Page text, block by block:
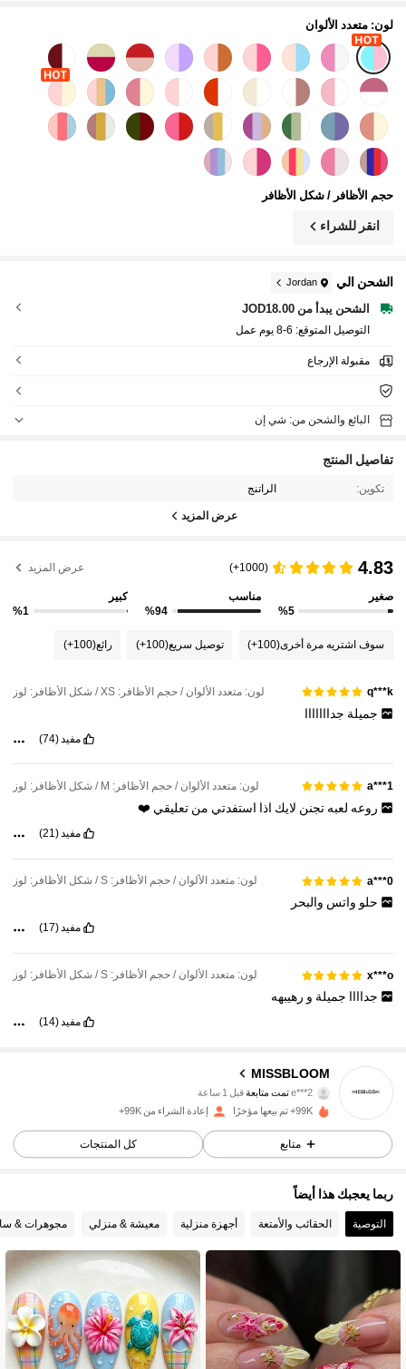
لون: متعدد الألوان
حجم الأظافر / شكل الأظافر
انقر للشراء
الشحن الي Jordan
الشحن يبدأ من JOD18.00
التوصيل المتوقع: 6-8 يوم عمل
مقبولة الإرجاع
البائع والشحن من: شي إن
تفاصيل المنتج
تكوين: الراتنج
عرض المزيد
4.83
(1000+) عرض المزيد
صغير
%5
مناسب
%94
كبير
%1
سوف اشتريه مرة أخرى(100+) توصيل سريع(100+) رائع(100+)
q***k لون: متعدد الألوان / حجم الأظافر: XS / شكل الأظافر: لوز
جميلة جدااااااا
مفيد(74)
a***1 لون: متعدد الألوان / حجم الأظافر: M / شكل الأظافر: لوز
روعه لعبه تجنن لايك اذا استفدتي من تعليقي ❤️
مفيد(21)
a***0 لون: متعدد الألوان / حجم الأظافر: S / شكل الأظافر: لوز
حلو واتس والبحر
مفيد(17)
x***o لون: متعدد الألوان / حجم الأظافر: S / شكل الأظافر: لوز
جداااا جميلة و رهيبهه
مفيد(14)
MISSBLOOM
e***2تمت متابعة قبل 1 ساعة
m***9
تتصفح
34K متابعون
34K متابعون
4.92 34K متابعون
99K+ تم بيعها مؤخرًا إعادة الشراء من 99K+
متابع كل المنتجات
ربما يعجبك هذا أيضاً
التوصية الحقائب والأمتعة أجهزة منزلية معيشة & منزلي مجوهرات &